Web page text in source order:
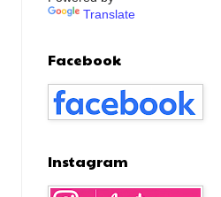
Translate
Facebook
Instagram